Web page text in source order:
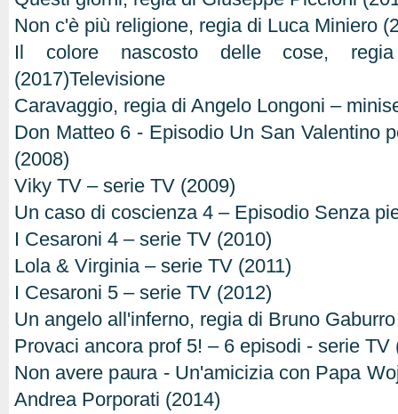
Non c'è più religione, regia di Luca Miniero
Il colore nascosto delle cose,
(2017)Televisione
Caravaggio, regia di Angelo Longoni –
Don Matteo 6 - Episodio Un San Valentino
(2008)
Viky TV – serie TV (2009)
Un caso di coscienza 4 – Episodio Senza
I Cesaroni 4 – serie TV (2010)
Lola & Virginia – serie TV (2011)
I Cesaroni 5 – serie TV (2012)
Un angelo all'inferno, regia di Bruno
Provaci ancora prof 5! – 6 episodi - serie TV
Non avere paura - Un'amicizia con Papa
Andrea Porporati (2014)